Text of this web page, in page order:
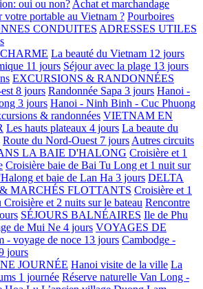
oui ou non? Achat et marchandage
votre portable au Vietnam ? Pourboires
CONDUITES ADRESSES UTILES
La beauté du Vietnam 12 jours
11 jours Séjour avec la plage 13 jours
EXCURSIONS & RANDONNÉES
8 jours Randonnée Sapa 3 jours Hanoi -
3 jours Hanoi - Ninh Binh - Cuc Phuong
& randonnées VIETNAM EN
Les hauts plateaux 4 jours La beaute du
Route du Nord-Ouest 7 jours Autres circuits
LA BAIE D'HALONG Croisière et 1
Croisière baie de Bai Tu Long et 1 nuit sur
et baie de Lan Ha 3 jours DELTA
MARCHÉS FLOTTANTS Croisière et 1
Croisière et 2 nuits sur le bateau Rencontre
SÉJOURS BALNÉAIRES Ile de Phu
de Mui Ne 4 jours VOYAGES DE
- voyage de noce 13 jours Cambodge -
jours
JOURNÉE Hanoi visite de la ville La
1 journée Réserve naturelle Van Long -